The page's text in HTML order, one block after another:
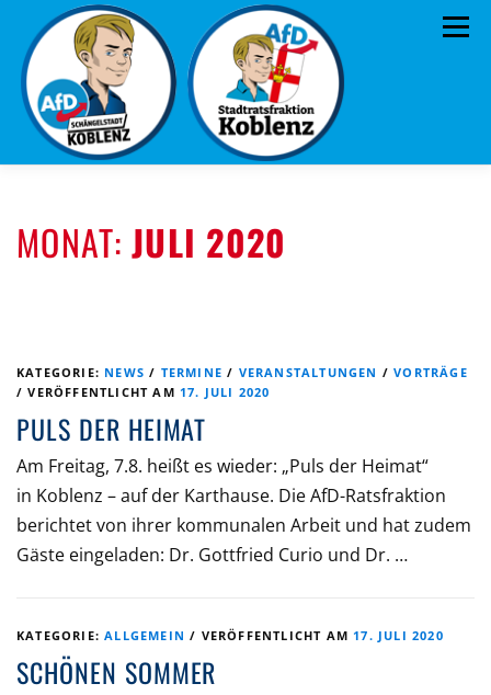
Inhalt
springen
Menü
TERMINE MITMACHEN!
MONAT: JULI 2020
KATEGORIE: NEWS / TERMINE / VERANSTALTUNGEN /VORTRÄGE
/VERÖFFENTLICHT AM 17. JULI 2020
PULS DER HEIMAT
Am Freitag, 7.8. heißt es wieder: „Puls der Heimat“
in Koblenz – auf der Karthause. Die AfD-Ratsfraktion
berichtet von ihrer kommunalen Arbeit und hat zudem
Gäste eingeladen: Dr. Gottfried Curio und Dr. …
KATEGORIE:ALLGEMEIN / VERÖFFENTLICHT AM 17. JULI 2020
SCHÖNEN SOMMER